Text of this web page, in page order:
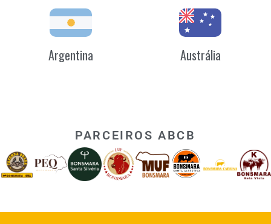
Argentina Austrália
PARCEIROS ABCB